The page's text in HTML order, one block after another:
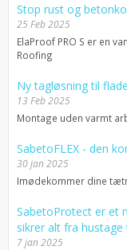
Stop rust og
25 Feb 2025
ElaProof PRO S er en
Roofing
Ny tagløsning til
13 Feb 2025
Montage uden varmt
SabetoFLEX - den
30 jan 2025
Imødekommer dine
SabetoProtect er et
sikrer alt fra
7 jan 2025